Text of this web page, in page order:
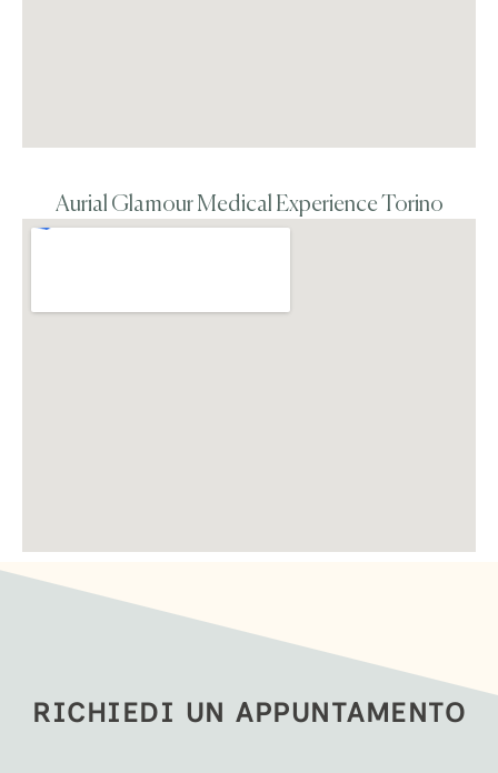
Aurial Glamour Medical Experience Torino
RICHIEDI UN APPUNTAMENTO